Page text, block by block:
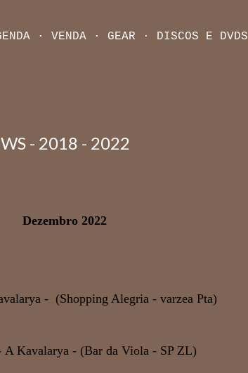
VENDA GEAR DISCOS E DVDS
- 2018 - 2022
Dezembro 2022
- (Shopping Alegria - varzea Pta)
A Kavalarya - (Bar da Viola - SP ZL)